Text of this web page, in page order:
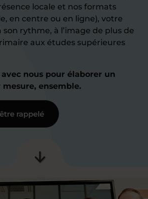
locale et nos formats
en centre ou en ligne), votre
rythme, à l’image de plus de
aux études supérieures
nous pour élaborer un
ensemble.
rappelé